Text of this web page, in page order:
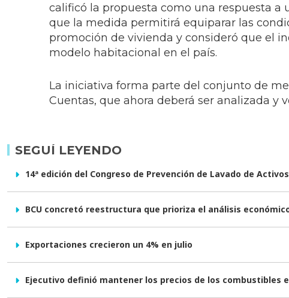
calificó la propuesta como una respuesta a
que la medida permitirá equiparar las
promoción de vivienda y consideró que el
modelo habitacional en el país.
La iniciativa forma parte del conjunto de
Cuentas, que ahora deberá ser analizada y
SEGUÍ LEYENDO
14ª edición del Congreso de Prevención de Lavado de
BCU concretó reestructura que prioriza el análisis
Exportaciones crecieron un 4% en julio
Ejecutivo definió mantener los precios de los combustibles